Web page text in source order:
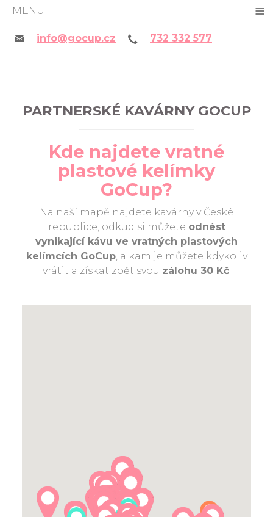
info@gocup.cz 732 332 577
PARTNERSKÉ KAVÁRNY GOCUP
Kde najdete vratné
plastové kelímky
GoCup?
Na naší mapě najdete kavárny v České
republice, odkud si můžete odnést
vynikající kávu ve vratných plastových
kelímcích GoCup, a kam je můžete kdykoliv
vrátit a získat zpět svou zálohu 30 Kč.
MENU ≡